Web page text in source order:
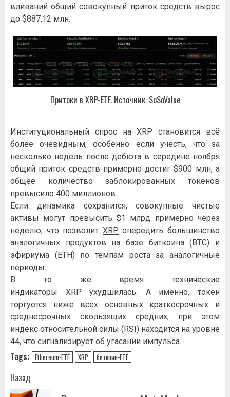
вливаний общий совокупный приток средств вырос
до $887,12 млн.
Притоки в XRP-ETF. Источник: SoSoValue
Институциональный спрос наXRP становится всё
более очевидным, особенно если учесть, что за
несколько недель после дебюта в середине ноября
общий приток средств примерно достиг $900 млн, а
общее количество заблокированных токенов
превысило 400 миллионов.
Если динамика сохранится, совокупные чистые
активы могут превысить $1 млрд примерно через
неделю, что позволит XRP опередить большинство
аналогичных продуктов на базе биткоина (BTC) и
эфириума (ETH) по темпам роста за аналогичные
периоды.
В то же время технические
индикаторы XRP ухудшилась. А именно,токен
торгуется ниже всех основных краткосрочных и
среднесрочных скользящих средних, при этом
индекс относительной силы (RSI) находится на уровне
44, что сигнализирует об угасании импульса.
Tags: Ethereum-ETF XRP биткоин-ETF
Навигация
Назад